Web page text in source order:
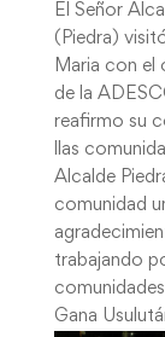
El Señor
(Piedra)
Maria con el
de la
reafirmo su
llas
Alcalde
comunidad
trabajando
Gana